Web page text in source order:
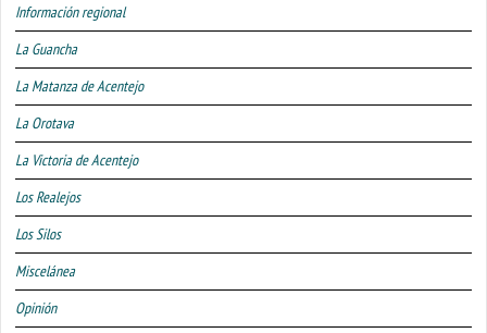
Información regional
La Guancha
La Matanza de Acentejo
La Orotava
La Victoria de Acentejo
Los Realejos
Los Silos
Miscelánea
Opinión